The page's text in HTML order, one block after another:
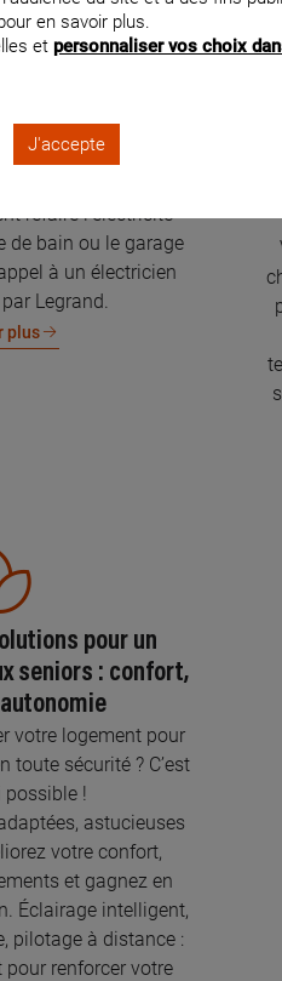
de la maison
refaire l'électricité
de bain ou le garage
à un électricien
Legrand.
plus
pour un
seniors : confort,
votre logement pour
toute sécurité ? C’est
possible !
astucieuses
votre confort,
et gagnez en
Éclairage intelligent,
pilotage à distance :
renforcer votre
en savoir plus.
et personnaliser vos choix
J'accepte